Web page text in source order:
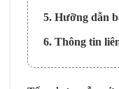
5. Hưỡng dẫn
6. Thông tin